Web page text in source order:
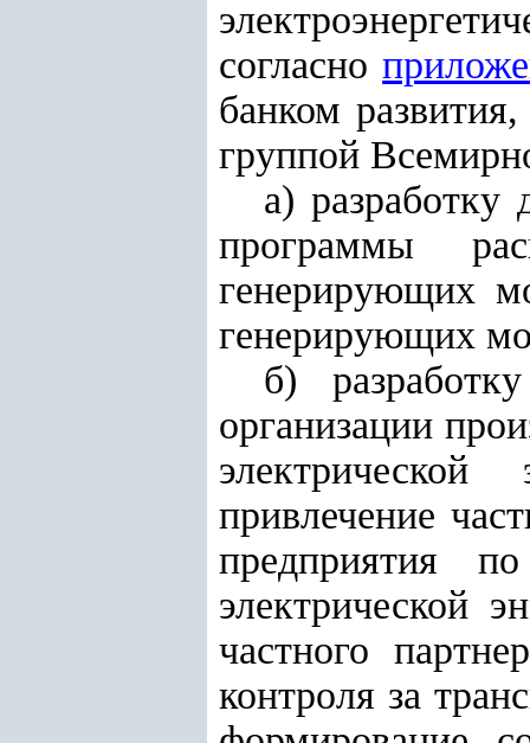
согласно
банком
группой
а) разработку
программы
генерирующих
генерирующих
б)
организации
привлечение
предприятия
электрической
частного
контроля за